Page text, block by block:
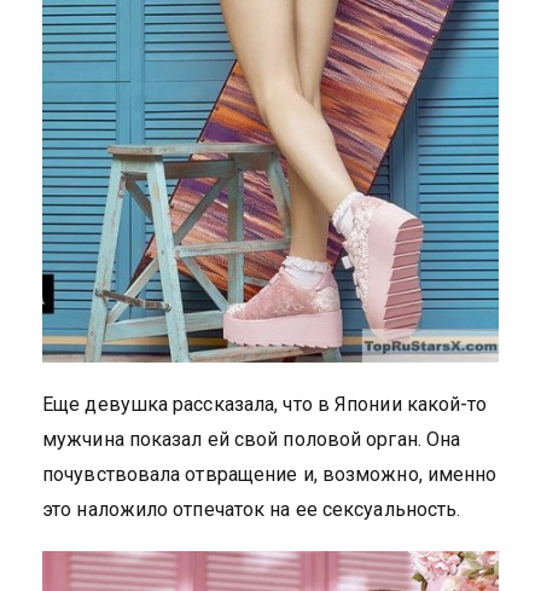
Еще девушка рассказала, что в Японии какой-то
мужчина показал ей свой половой орган. Она
почувствовала отвращение и, возможно, именно
это наложило отпечаток на ее сексуальность.